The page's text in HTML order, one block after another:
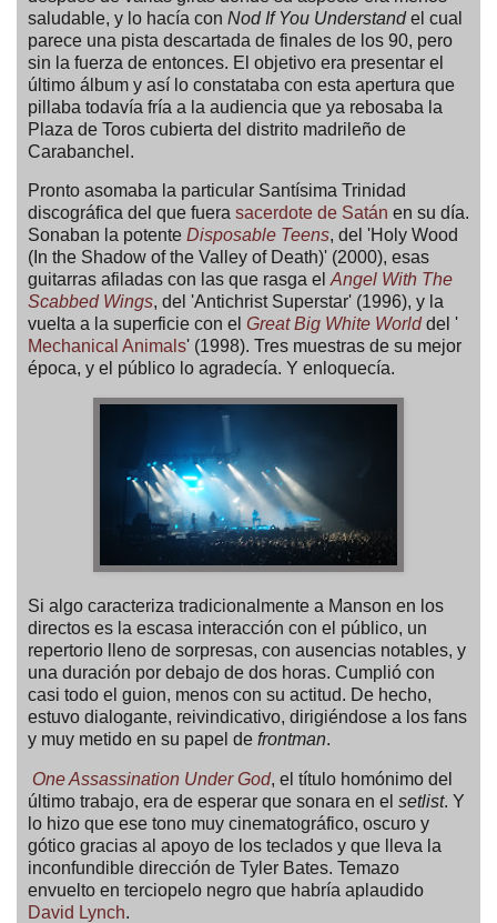
saludable, y lo hacía con Nod If You Understandel cual
parece una pista descartada de finales de los 90, pero
sin la fuerza de entonces. El objetivo era presentar el
último álbum y así lo constataba con esta apertura que
pillaba todavía fría a la audiencia que ya rebosaba la
Plaza de Toros cubierta del distrito madrileño de
Carabanchel.
Pronto asomaba la particular Santísima Trinidad
discográfica del que fuera sacerdote de Satán en su día.
Sonaban la potente Disposable Teens, del 'Holy Wood
(In the Shadow of the Valley of Death)' (2000), esas
guitarras afiladas con las que rasga elAngel With The
Scabbed Wings, del 'Antichrist Superstar' (1996), y la
vuelta a la superficie con el Great Big White Worlddel '
Mechanical Animals' (1998). Tres muestras de su mejor
época, y el público lo agradecía. Y enloquecía.
Si algo caracteriza tradicionalmente a Manson en los
directos es la escasa interacción con el público, un
repertorio lleno de sorpresas, con ausencias notables, y
una duración por debajo de dos horas. Cumplió con
casi todo el guion, menos con su actitud. De hecho,
estuvo dialogante, reivindicativo, dirigiéndose a los fans
y muy metido en su papel de frontman.
One Assassination Under God, el título homónimo del
último trabajo, era de esperar que sonara en el setlist. Y
lo hizo que ese tono muy cinematográfico, oscuro y
gótico gracias al apoyo de los teclados y que lleva la
inconfundible dirección de Tyler Bates. Temazo
envuelto en terciopelo negro que habría aplaudido
David Lynch.